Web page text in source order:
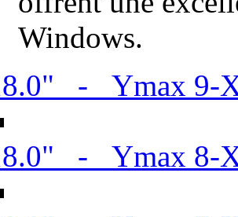
Windows.
- Ymax 9-
- Ymax 8-